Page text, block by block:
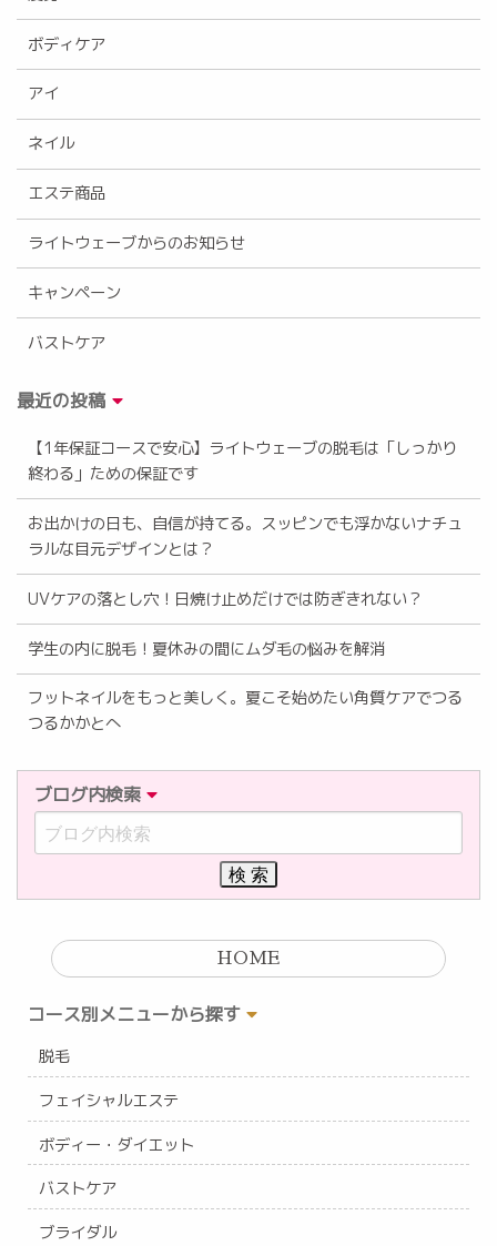
ボディケア
アイ
ネイル
エステ商品
ライトウェーブからのお知らせ
キャンペーン
バストケア
最近の投稿
【1年保証コースで安心】ライトウェーブの脱毛は「しっかり
終わる」ための保証です
お出かけの日も、自信が持てる。スッピンでも浮かないナチュ
ラルな目元デザインとは？
UVケアの落とし穴！日焼け止めだけでは防ぎきれない？
学生の内に脱毛！夏休みの間にムダ毛の悩みを解消
フットネイルをもっと美しく。夏こそ始めたい角質ケアでつる
つるかかとへ
ブログ内検索
HOME
コース別メニューから探す
脱毛
フェイシャルエステ
ボディー・ダイエット
バストケア
ブライダル